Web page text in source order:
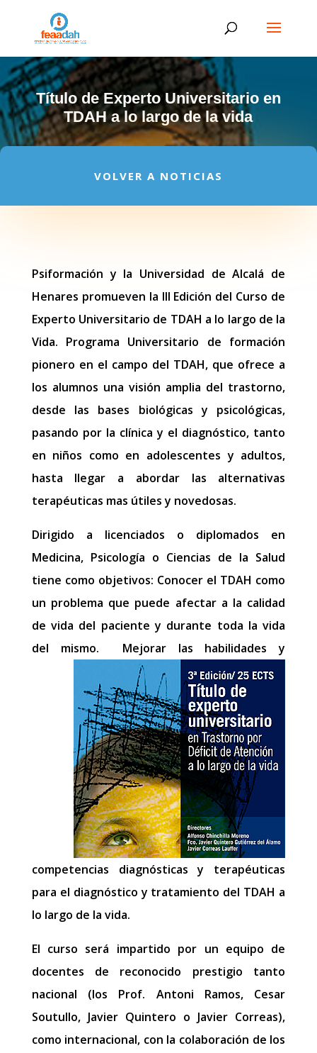
Título de Experto Universitario en
TDAH a lo largo de la vida
VOLVER A NOTICIAS
Psiformación y la Universidad de Alcalá de
Henares promueven la III Edición del Curso de
Experto Universitario de TDAH a lo largo de la
Vida. Programa Universitario de formación
pionero en el campo del TDAH, que ofrece a
los alumnos una visión amplia del trastorno,
desde las bases biológicas y psicológicas,
pasando por la clínica y el diagnóstico, tanto
en niños como en adolescentes y adultos,
hasta llegar a abordar las alternativas
terapéuticas mas útiles y novedosas.
Dirigido a licenciados o diplomados en
Medicina, Psicología o Ciencias de la Salud
tiene como objetivos: Conocer el TDAH como
un problema que puede afectar a la calidad
de vida del paciente y durante toda la vida
del mismo.
Mejorar las habilidades y
competencias diagnósticas y terapéuticas
para el diagnóstico y tratamiento del TDAH a
lo largo de la vida.
El curso será impartido por un equipo de
docentes de reconocido prestigio tanto
nacional (los Prof. Antoni Ramos, Cesar
Soutullo, Javier Quintero o Javier Correas),
como internacional, con la colaboración de los